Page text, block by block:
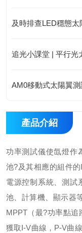
AM0移動式太陽翼
產品介紹
功率測試儀使氙燈作
池?及其相應的組件
電源控制系統、測試
池、計算機、顯示器
MPPT（最?功率點
獲取I-V曲線，P-V曲